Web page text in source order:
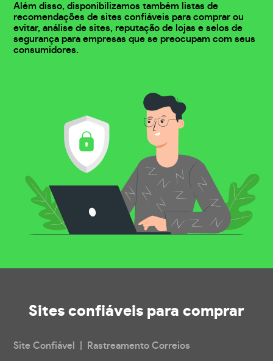
Além disso, disponibilizamos também listas de
recomendações de sites confiáveis para comprar ou
evitar, análise de sites, reputação de lojas e selos de
segurança para empresas que se preocupam com seus
consumidores.
Sites confiáveis para comprar
Site Confiável | Rastreamento Correios